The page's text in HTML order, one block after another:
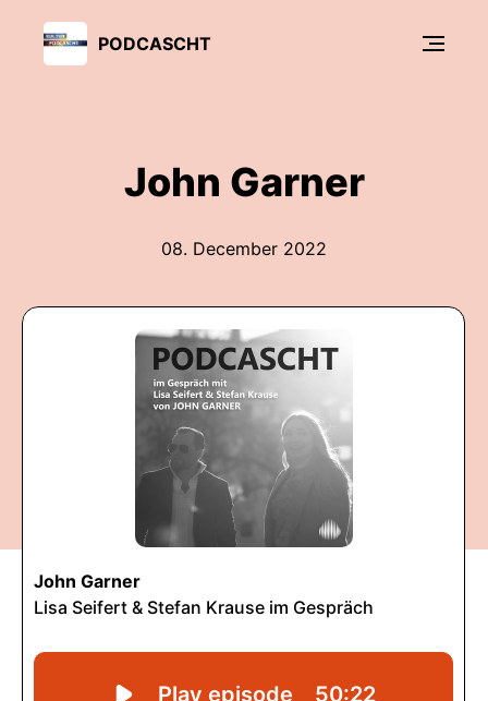
PODCASCHT
John Garner
08. December 2022